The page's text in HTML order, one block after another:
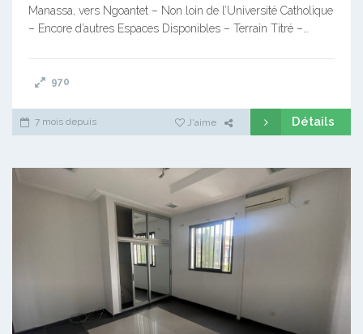
Manassa, vers Ngoantet – Non loin de l’Université Catholique
– Encore d’autres Espaces Disponibles – Terrain Titré –…
970
7 mois depuis J'aime Détails